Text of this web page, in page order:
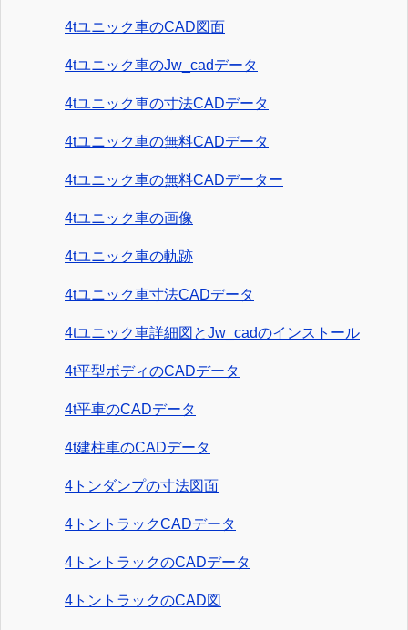
4tユニック車のCAD図面
4tユニック車のJw_cadデータ
4tユニック車の寸法CADデータ
4tユニック車の無料CADデータ
4tユニック車の無料CADデーター
4tユニック車の画像
4tユニック車の軌跡
4tユニック車寸法CADデータ
4tユニック車詳細図とJw_cadのインストール
4t平型ボディのCADデータ
4t平車のCADデータ
4t建柱車のCADデータ
4トンダンプの寸法図面
4トントラックCADデータ
4トントラックのCADデータ
4トントラックのCAD図